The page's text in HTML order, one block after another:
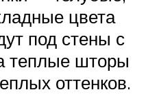
цвета
под стены с
теплые шторы
оттенков.